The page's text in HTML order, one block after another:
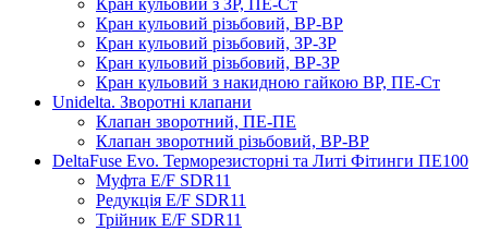
Кран кульовий з ЗР, ПЕ-Ст
Кран кульовий різьбовий, ВР-ВР
Кран кульовий різьбовий, ЗР-ЗР
Кран кульовий різьбовий, ВР-ЗР
Кран кульовий з накидною гайкою ВР, ПЕ-Ст
Unidelta. Зворотні клапани
Клапан зворотний, ПЕ-ПЕ
Клапан зворотний різьбовий, ВР-ВР
DeltaFuse Evo. Терморезисторні та Литі Фітинги ПЕ100
Муфта E/F SDR11
Редукція E/F SDR11
Трійник E/F SDR11